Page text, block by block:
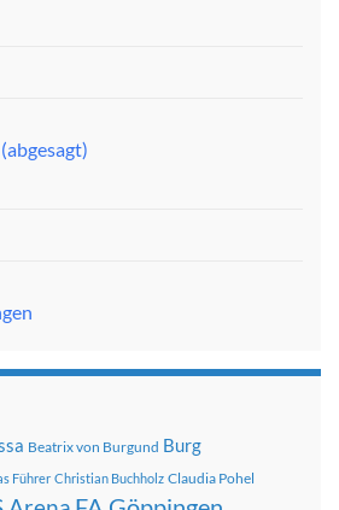
Beatrix von Burgund Burg
Führer Christian Buchholz Claudia Pohel